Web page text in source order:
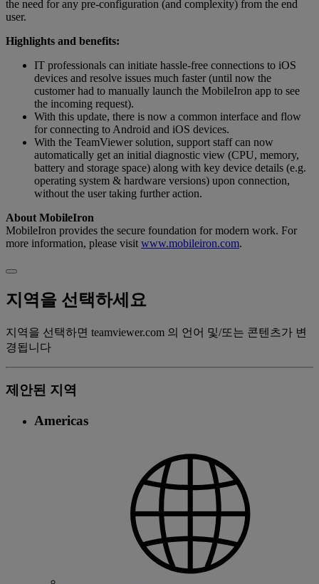
the need for any pre-configuration (and complexity) from the end
user.
Highlights and benefits:
IT professionals can initiate hassle-free connections to iOS
devices and resolve issues much faster (until now the
customer had to manually launch the MobileIron app to see
the incoming request).
With this update, there is now a common interface and flow
for connecting to Android and iOS devices.
With the TeamViewer solution, support staff can now
automatically get an initial diagnostic view (CPU, memory,
battery and storage space) along with key device details (e.g.
operating system & hardware versions) upon connection,
without the user taking further action.
About MobileIron
MobileIron provides the secure foundation for modern work. For
more information, please visit www.mobileiron.com.
지역을 선택하세요
지역을 선택하면 teamviewer.com 의 언어 및/또는 콘텐츠가 변
경됩니다
제안된 지역
Americas